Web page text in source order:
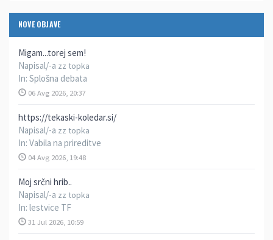
NOVE OBJAVE
Migam...torej sem!
Napisal/-a zz topka
In: Splošna debata
06 Avg 2026, 20:37
https://tekaski-koledar.si/
Napisal/-a zz topka
In: Vabila na prireditve
04 Avg 2026, 19:48
Moj srčni hrib..
Napisal/-a zz topka
In: lestvice TF
31 Jul 2026, 10:59